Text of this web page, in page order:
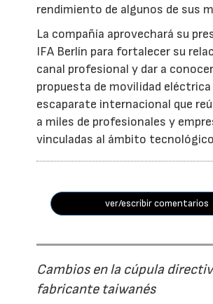
rendimiento de algunos de sus
La compañía aprovechará su
IFA Berlín para fortalecer su
canal profesional y dar a
propuesta de movilidad eléctrica
escaparate internacional que
a miles de profesionales y
vinculadas al ámbito
ver/escribir comentarios
Cambios en la cúpula
fabricante taiwanés